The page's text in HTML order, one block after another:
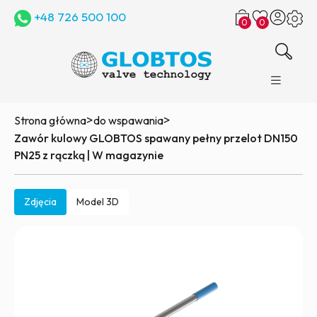
+48 726 500 100 0 0
Strona główna>do wspawania>
Zawór kulowy GLOBTOS spawany pełny przelot DN150
PN25 z rączką | W magazynie
Zdjęcia Model 3D